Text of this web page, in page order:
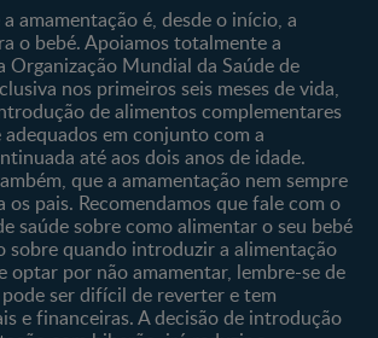
Comprar
Os nossos produtos
As nossas marcas
amamentação é, desde o início, a
o bebé. Apoiamos totalmente a
Organização Mundial da Saúde de
nos primeiros seis meses de vida,
de alimentos complementares
em conjunto com a
até aos dois anos de idade.
que a amamentação nem sempre
os pais. Recomendamos que fale com o
saúde sobre como alimentar o seu bebé
sobre quando introduzir a alimentação
optar por não amamentar, lembre-se de
ser difícil de reverter e tem
e financeiras. A decisão de introdução